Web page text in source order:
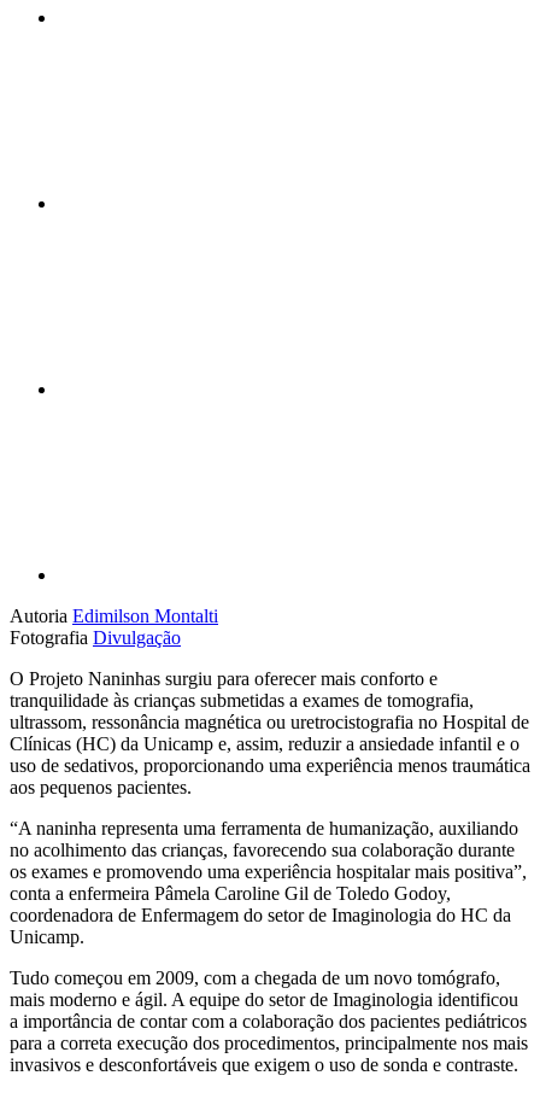
Autoria Edimilson Montalti
Fotografia Divulgação
O Projeto Naninhas surgiu para oferecer mais conforto e
tranquilidade às crianças submetidas a exames de tomografia,
ultrassom, ressonância magnética ou uretrocistografia no Hospital de
Clínicas (HC) da Unicamp e, assim, reduzir a ansiedade infantil e o
uso de sedativos, proporcionando uma experiência menos traumática
aos pequenos pacientes.
“A naninha representa uma ferramenta de humanização, auxiliando
no acolhimento das crianças, favorecendo sua colaboração durante
os exames e promovendo uma experiência hospitalar mais positiva”,
conta a enfermeira Pâmela Caroline Gil de Toledo Godoy,
coordenadora de Enfermagem do setor de Imaginologia do HC da
Unicamp.
Tudo começou em 2009, com a chegada de um novo tomógrafo,
mais moderno e ágil. A equipe do setor de Imaginologia identificou
a importância de contar com a colaboração dos pacientes pediátricos
para a correta execução dos procedimentos, principalmente nos mais
invasivos e desconfortáveis que exigem o uso de sonda e contraste.